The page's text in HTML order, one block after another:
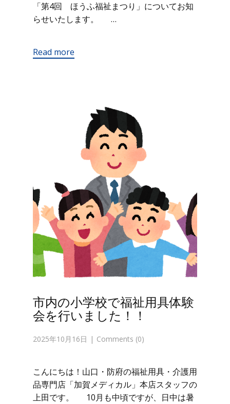
「第4回 ほうふ福祉まつり」についてお知
らせいたします。 …
Read more
市内の小学校で福祉用具体験
会を行いました！！
2025年10月16日 Comments (0)
こんにちは！山口・防府の福祉用具・介護用
品専門店「加賀メディカル」本店スタッフの
上田です。 10月も中頃ですが、日中は暑